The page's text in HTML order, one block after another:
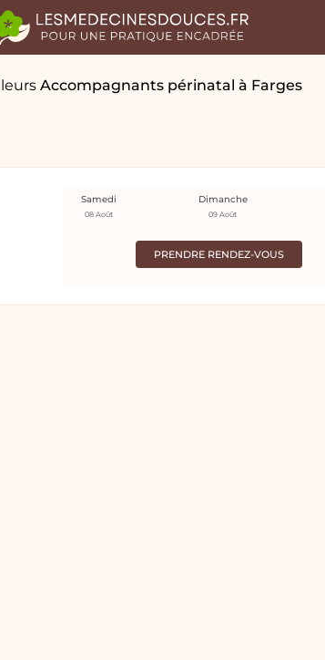
Accompagnants périnatal à Farges
PRENDRE RENDEZ-VOUS
Samedi
08 Août
Dimanche
09 Août